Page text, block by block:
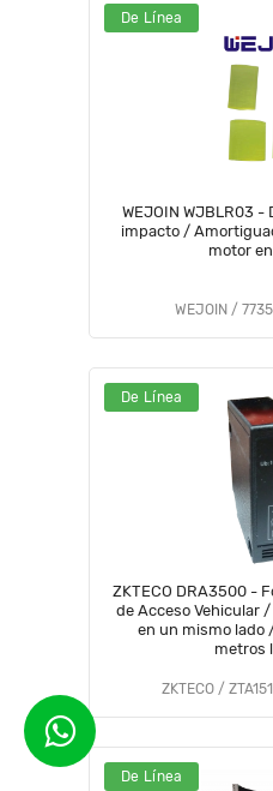
De Línea
WEJOIN WJBLR03 -
impacto /
motor
WEJOIN /
De Línea
ZKTECO DRA3500 -
de Acceso Vehicular
en un mismo lado
metros
ZKTECO /
De Línea